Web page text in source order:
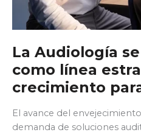
La Audiología
como línea
crecimiento
El avance del
demanda de soluciones